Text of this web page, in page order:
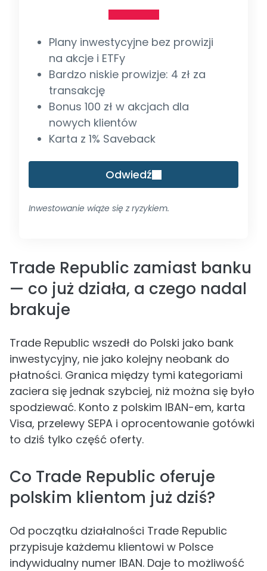
Plany inwestycyjne bez prowizji
na akcje i ETFy
Bardzo niskie prowizje: 4 zł za
transakcję
Bonus 100 zł w akcjach dla
nowych klientów
Karta z 1% Saveback
Odwiedź
Inwestowanie wiąże się z ryzykiem.
Trade Republic zamiast banku
— co już działa, a czego nadal
brakuje
Trade Republic wszedł do Polski jako bank
inwestycyjny, nie jako kolejny neobank do
płatności. Granica między tymi kategoriami
zaciera się jednak szybciej, niż można się było
spodziewać. Konto z polskim IBAN-em, karta
Visa, przelewy SEPA i oprocentowanie gotówki
to dziś tylko część oferty.
Co Trade Republic oferuje
polskim klientom już dziś?
Od początku działalności Trade Republic
przypisuje każdemu klientowi w Polsce
indywidualny numer IBAN. Daje to możliwość